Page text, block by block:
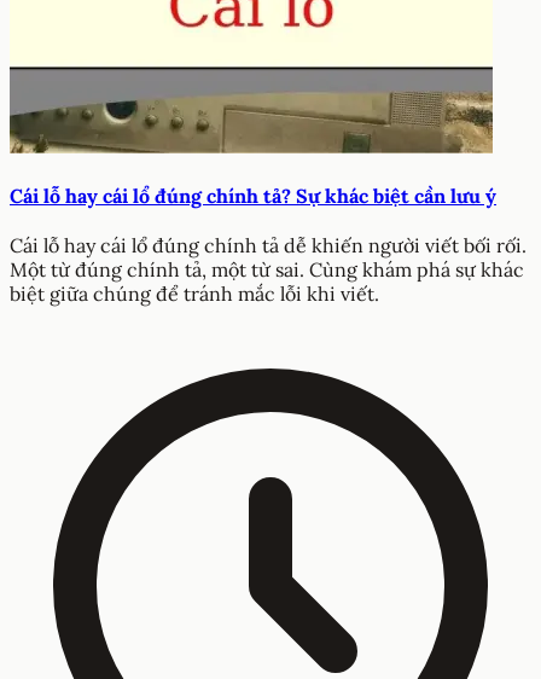
Cái lỗ hay cái lổ đúng chính tả? Sự khác biệt cần lưu ý
Cái lỗ hay cái lổ đúng chính tả dễ khiến người viết bối rối.
Một từ đúng chính tả, một từ sai. Cùng khám phá sự khác
biệt giữa chúng để tránh mắc lỗi khi viết.